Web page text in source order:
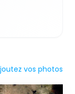
vos photos